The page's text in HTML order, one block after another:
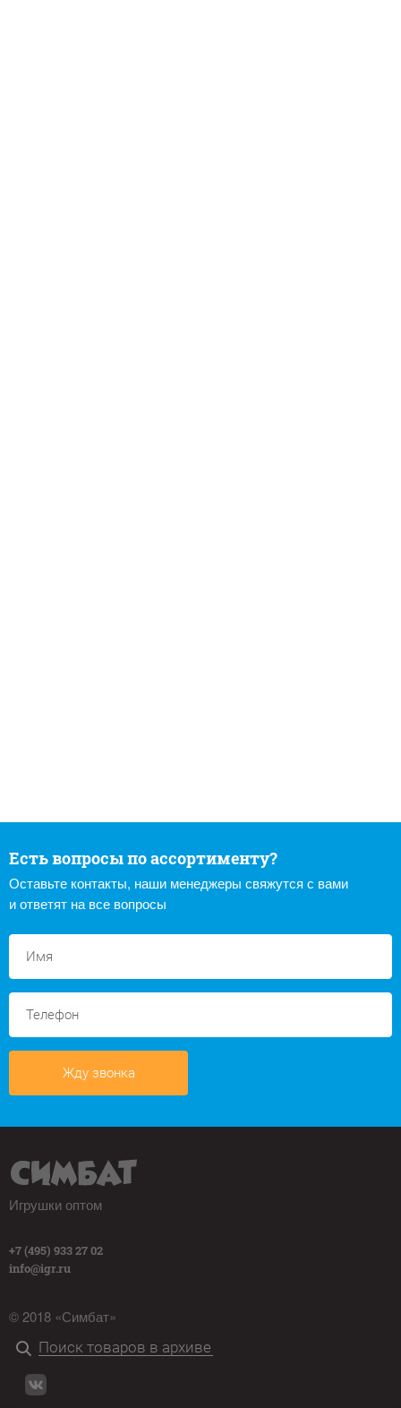
Есть вопросы по ассортименту?
Оставьте контакты, наши менеджеры свяжутся с вами
и ответят на все вопросы
Жду звонка
Игрушки оптом
+7 (495) 933 27 02
info@igr.ru
© 2018 «Симбат»